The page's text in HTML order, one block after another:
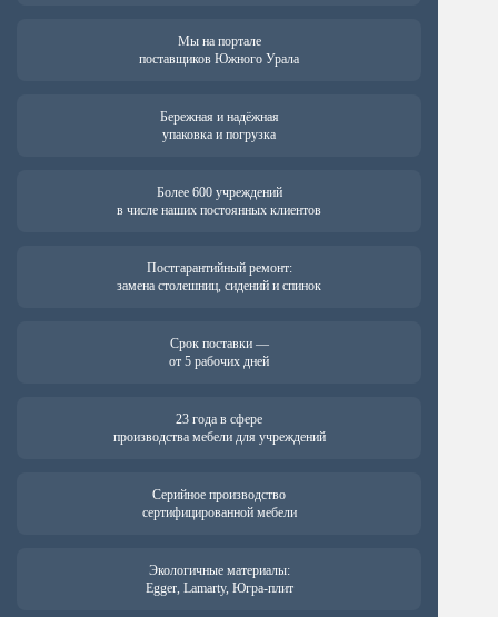
Мы на портале
поставщиков Южного Урала
Бережная и надёжная
упаковка и погрузка
Более 600 учреждений
в числе наших постоянных клиентов
Постгарантийный ремонт:
замена столешниц, сидений и спинок
Срок поставки —
от 5 рабочих дней
23 года в сфере
производства мебели для учреждений
Серийное производство
сертифицированной мебели
Экологичные материалы:
Egger, Lamarty, Югра-плит